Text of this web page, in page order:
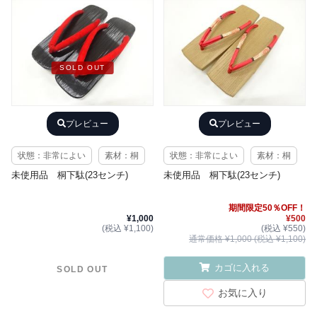
SOLD OUT
プレビュー
状態：非常によい 素材：桐
未使用品 桐下駄(23センチ)
¥1,000
(税込 ¥1,100)
SOLD OUT
プレビュー
状態：非常によい 素材：桐
未使用品 桐下駄(23センチ)
期間限定50％OFF！
¥500
(税込 ¥550)
通常価格 ¥1,000 (税込 ¥1,100)
カゴに入れる
お気に入り